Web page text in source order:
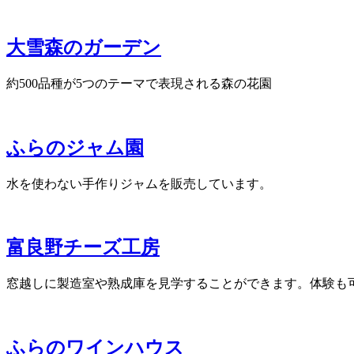
大雪森のガーデン
約500品種が5つのテーマで表現される森の花園
ふらのジャム園
水を使わない手作りジャムを販売しています。
富良野チーズ工房
窓越しに製造室や熟成庫を見学することができます。体験も
ふらのワインハウス